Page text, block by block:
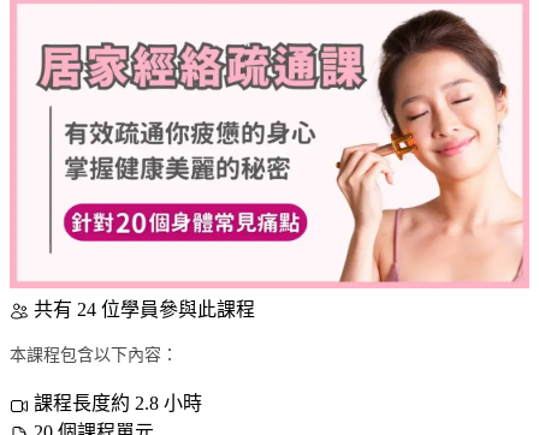
共有 24 位學員參與此課程
本課程包含以下內容：
課程長度約 2.8 小時